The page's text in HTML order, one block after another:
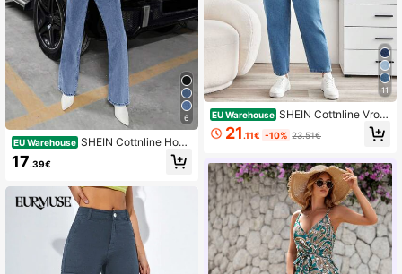
6
EU Warehouse SHEIN Cottnline Hoge
taille Straight leg jeans
17.39€
11
EU Warehouse SHEIN Cottnline Vrou
wen Grote maten Toelopend Benen
Jeans
21 .11€ -10% 23.51€